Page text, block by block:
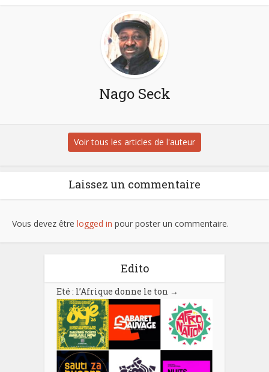
Nago Seck
Voir tous les articles de l'auteur
Laissez un commentaire
Vous devez être logged in pour poster un commentaire.
Edito
Eté : l’Afrique donne le ton →